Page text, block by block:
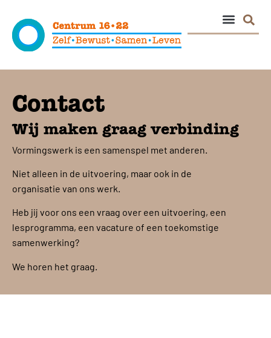
Contact
Wij maken graag verbinding
Vormingswerk is een samenspel met anderen.
Niet alleen in de uitvoering, maar ook in de
organisatie van ons werk.
Heb jij voor ons een vraag over een uitvoering, een
lesprogramma, een vacature of een toekomstige
samenwerking?
We horen het graag.